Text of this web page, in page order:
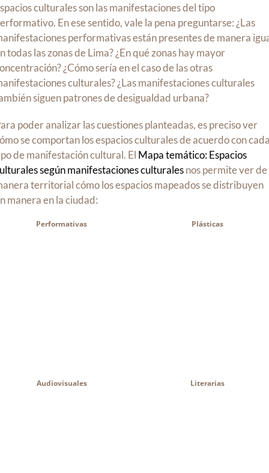
culturales son las manifestaciones del tipo
En ese sentido, vale la pena preguntarse: ¿Las
performativas están presentes de manera
todas las zonas de Lima? ¿En qué zonas hay mayor
¿Cómo sería en el caso de las otras
culturales? ¿Las manifestaciones culturales
siguen patrones de desigualdad urbana?
poder analizar las cuestiones planteadas, es preciso ver
se comportan los espacios culturales de acuerdo con
de manifestación cultural. El Mapa temático: Espacios
según manifestaciones culturalesnos permite ver de
territorial cómo los espacios mapeados se distribuyen
manera en la ciudad:
Performativas Plásticas
Audiovisuales Literarias